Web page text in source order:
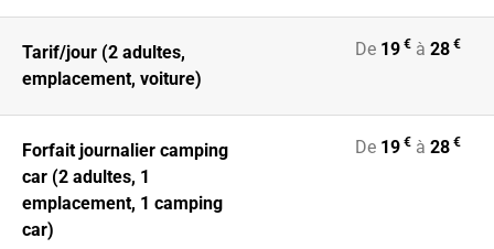
Tarif/jour (2 adultes,
emplacement, voiture)
De 19 € à 28 €
Forfait journalier camping
car (2 adultes, 1
emplacement, 1 camping
car)
De 19 € à 28 €